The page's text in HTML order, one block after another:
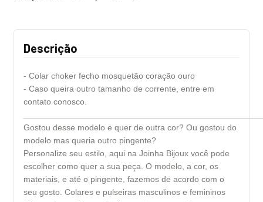
Descrição
- Colar choker fecho mosquetão coração ouro
- Caso queira outro tamanho de corrente, entre em
contato conosco.
Gostou desse modelo e quer de outra cor? Ou gostou do
modelo mas queria outro pingente?
Personalize seu estilo, aqui na Joinha Bijoux você pode
escolher como quer a sua peça. O modelo, a cor, os
materiais, e até o pingente, fazemos de acordo com o
seu gosto. Colares e pulseiras masculinos e femininos